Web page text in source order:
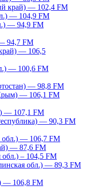
край) — 102,4 FM
— 104,9 FM
— 94,9 FM
94,7 FM
— 106,5
— 100,6 FM
— 98,8 FM
— 106,1 FM
— 107,1 FM
— 90,3 FM
обл.) — 106,7 FM
— 87,6 FM
обл.) – 104,5 FM
обл.) — 89,3 FM
— 106,8 FM